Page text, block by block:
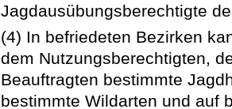
Jagdausübungsberechtigte
(4) In befriedeten Bezirken
dem Nutzungsberechtigten,
Beauftragten bestimmte
bestimmte Wildarten und auf